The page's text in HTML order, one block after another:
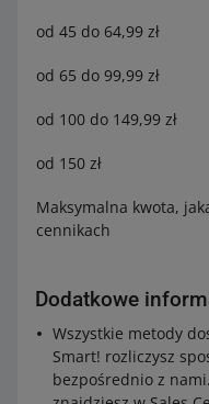
od 45 do 64,99 zł
od 65 do 99,99 zł
od 100 do 149,99 zł
od 150 zł
Maksymalna kwota,
cennikach
Dodatkowe
Wszystkie metody
Smart! rozliczysz
bezpośrednio z